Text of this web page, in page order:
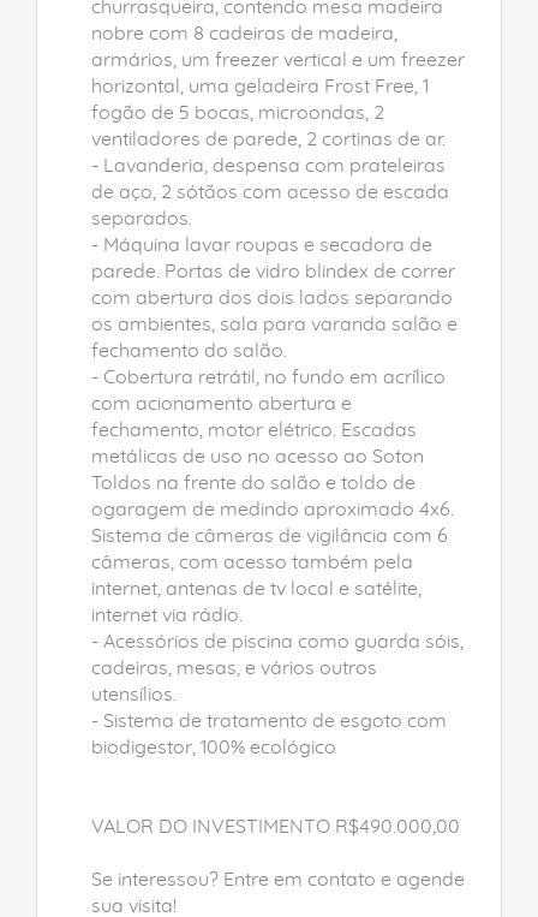
churrasqueira, contendo mesa madeira
nobre com 8 cadeiras de madeira,
armários, um freezer vertical e um freezer
horizontal, uma geladeira Frost Free, 1
fogão de 5 bocas, microondas, 2
ventiladores de parede, 2 cortinas de ar.
- Lavanderia, despensa com prateleiras
de aço, 2 sótãos com acesso de escada
separados.
- Máquina lavar roupas e secadora de
parede. Portas de vidro blindex de correr
com abertura dos dois lados separando
os ambientes, sala para varanda salão e
fechamento do salão.
- Cobertura retrátil, no fundo em acrílico
com acionamento abertura e
fechamento, motor elétrico. Escadas
metálicas de uso no acesso ao Soton
Toldos na frente do salão e toldo de
ogaragem de medindo aproximado 4x6.
Sistema de câmeras de vigilância com 6
câmeras, com acesso também pela
internet, antenas de tv local e satélite,
internet via rádio.
- Acessórios de piscina como guarda sóis,
cadeiras, mesas, e vários outros
utensílios.
- Sistema de tratamento de esgoto com
biodigestor, 100% ecológico
VALOR DO INVESTIMENTO R$490.000,00
Se interessou? Entre em contato e agende
sua visita!